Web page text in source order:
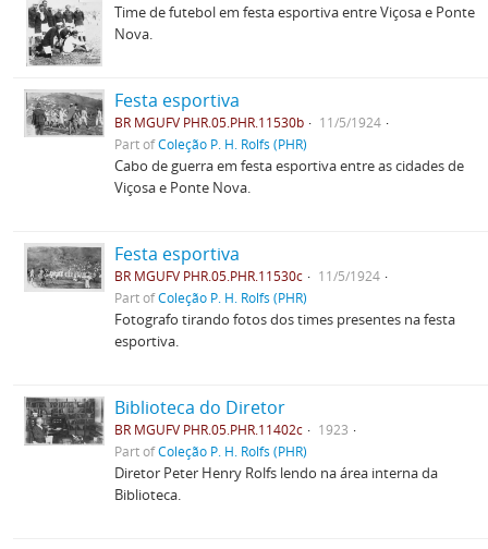
Time de futebol em festa esportiva entre Viçosa e Ponte
Nova.
Festa esportiva
BR MGUFV PHR.05.PHR.11530b
11/5/1924
Part ofColeção P. H. Rolfs (PHR)
Cabo de guerra em festa esportiva entre as cidades de
Viçosa e Ponte Nova.
Festa esportiva
BR MGUFV PHR.05.PHR.11530c
11/5/1924
Part ofColeção P. H. Rolfs (PHR)
Fotografo tirando fotos dos times presentes na festa
esportiva.
Biblioteca do Diretor
BR MGUFV PHR.05.PHR.11402c
1923
Part ofColeção P. H. Rolfs (PHR)
Diretor Peter Henry Rolfs lendo na área interna da
Biblioteca.